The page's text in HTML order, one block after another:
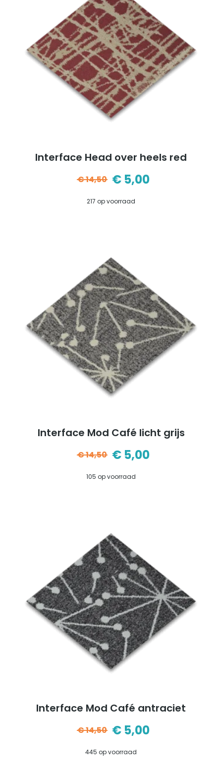
Interface Head over heels red
€14,50
Oorspronkelijke
prijs
€ 5,00
Huidige
prijs
217 op voorraad
Interface Mod Café licht grijs
€14,50
Oorspronkelijke
prijs
€ 5,00
Huidige
prijs
105 op voorraad
Interface Mod Café antraciet
€14,50
Oorspronkelijke
prijs
€ 5,00
Huidige
prijs
445 op voorraad